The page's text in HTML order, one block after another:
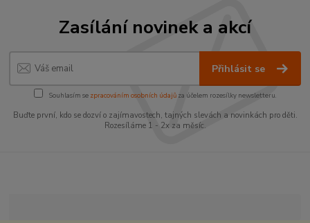
Zasílání novinek a akcí
Přihlásit se
Souhlasím se zpracováním osobních údajůza účelem rozesílky newsletteru.
Buďte první, kdo se dozví o zajímavostech, tajných slevách a novinkách pro děti.
Rozesíláme 1 - 2x za měsíc.